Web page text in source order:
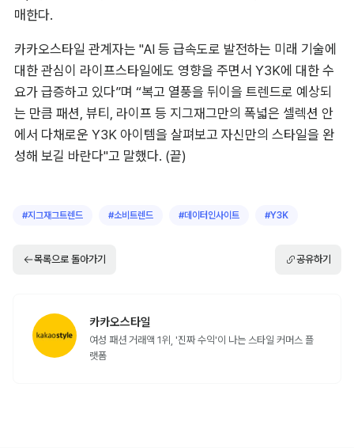
매한다.
카카오스타일 관계자는 "AI 등 급속도로 발전하는 미래 기술에
대한 관심이 라이프스타일에도 영향을 주면서 Y3K에 대한 수
요가 급증하고 있다”며 “복고 열풍을 뒤이을 트렌드로 예상되
는 만큼 패션, 뷰티, 라이프 등 지그재그만의 폭넓은 셀렉션 안
에서 다채로운 Y3K 아이템을 살펴보고 자신만의 스타일을 완
성해 보길 바란다"고 말했다. (끝)
#지그재그트렌드 #소비트렌드 #데이터인사이트 #Y3K
목록으로 돌아가기 공유하기
카카오스타일
여성 패션 거래액 1위, '진짜 수익'이 나는 스타일 커머스 플
랫폼